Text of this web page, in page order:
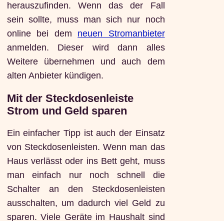
herauszufinden. Wenn das der Fall
sein sollte, muss man sich nur noch
online bei dem neuen Stromanbieter
anmelden. Dieser wird dann alles
Weitere übernehmen und auch dem
alten Anbieter kündigen.
Mit der Steckdosenleiste
Strom und Geld sparen
Ein einfacher Tipp ist auch der Einsatz
von Steckdosenleisten. Wenn man das
Haus verlässt oder ins Bett geht, muss
man einfach nur noch schnell die
Schalter an den Steckdosenleisten
ausschalten, um dadurch viel Geld zu
sparen. Viele Geräte im Haushalt sind